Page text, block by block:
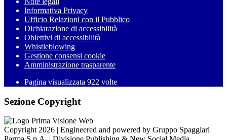
Informativa Privacy
Ufficio Relazioni con il Pubblico
Dichiarazione di accessibilità
Obiettivi di accessibilità
Whistleblowing
Gestione consensi cookie
Amministrazione trasparente
Pagina visualizzata 922 volte
Sezione Copyright
Copyright 2026 | Engineered and powered by Gruppo Spaggiari